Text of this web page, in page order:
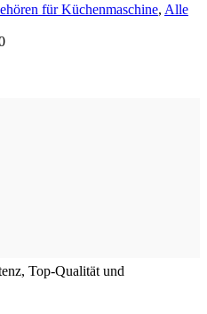
für Küchenmaschine, Alle
Top-Qualität und